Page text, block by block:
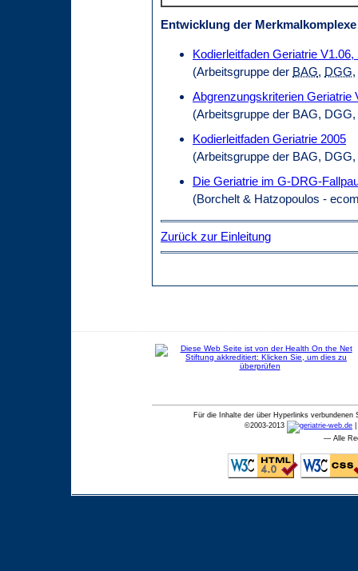
Entwicklung der Merkmalkomplexe
Kodierleitfaden Geriatrie V1.06,
(Arbeitsgruppe der BAG, DGG,
Abgrenzungskriterien Geriatrie
(Arbeitsgruppe der BAG,
Kodierleitfaden Geriatrie 2005
(Arbeitsgruppe der BAG,
Die Geriatrie im G-DRG-
(Borchelt & Hatzopoulos -
Zurück zur Einleitung
Für die Inhalte der über Hyperlinks
©2003-2013
— Alle